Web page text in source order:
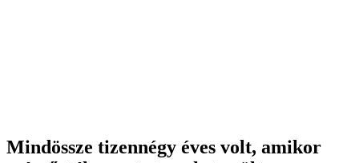
Mindössze tizennégy éves volt, amikor